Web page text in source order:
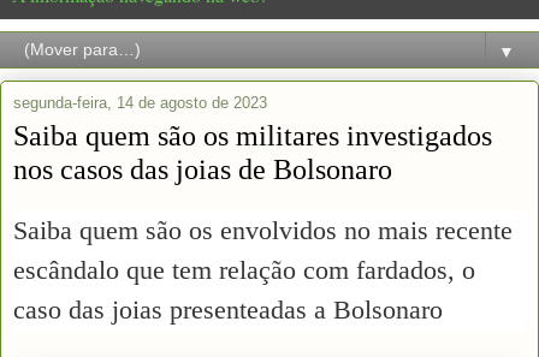
▼
segunda-feira, 14 de agosto de 2023
Saiba quem são os militares investigados
nos casos das joias de Bolsonaro
Saiba quem são os envolvidos no mais recente
escândalo que tem relação com fardados, o
caso das joias presenteadas a Bolsonaro